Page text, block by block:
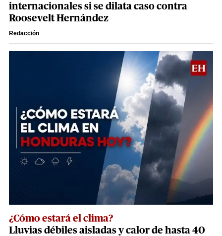
internacionales si se dilata caso contra
Roosevelt Hernández
Redacción
¿Cómo estará el clima?
Lluvias débiles aisladas y calor de hasta 40